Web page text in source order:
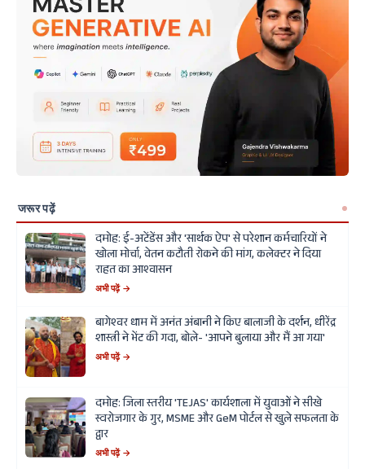
जरूर पढ़ें
दमोह: ई-अटेंडेंस और 'सार्थक ऐप' से परेशान कर्मचारियों ने
खोला मोर्चा, वेतन कटौती रोकने की मांग, कलेक्टर ने दिया
राहत का आश्वासन
अभी पढ़ें →
बागेश्वर धाम में अनंत अंबानी ने किए बालाजी के दर्शन, धीरेंद्र
शास्त्री ने भेंट की गदा, बोले- 'आपने बुलाया और मैं आ गया'
अभी पढ़ें →
दमोह: जिला स्तरीय 'TEJAS' कार्यशाला में युवाओं ने सीखे
स्वरोजगार के गुर, MSME और GeM पोर्टल से खुले सफलता के
द्वार
अभी पढ़ें →